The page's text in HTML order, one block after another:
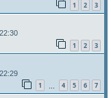
1 2 3
1 2 3
1 4 5 6 7